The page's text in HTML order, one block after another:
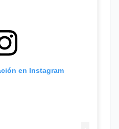
en Instagram